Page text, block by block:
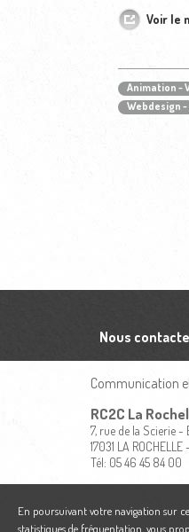
Voir le
Animation -
Webdesign
Nous
Communication
RC2C La
7, rue de la Scierie -
17031 LA ROCHELLE
Tél: 05 46 45 84 00
En poursuivant votre navigation sur
statistiques de fréquentation, vous